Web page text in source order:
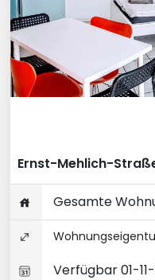
Ernst-Mehlich-
Gesamte
Verfügbar 01-